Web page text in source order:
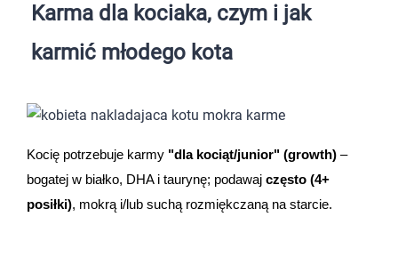
Dziecko
Higiena
Kosmetyki
Karma dla kociaka, czym i jak
karmić młodego kota
Kocię potrzebuje karmy "dla kociąt/junior" (growth) –
bogatej w białko, DHA i taurynę; podawaj często (4+
posiłki), mokrą i/lub suchą rozmiękczaną na starcie.